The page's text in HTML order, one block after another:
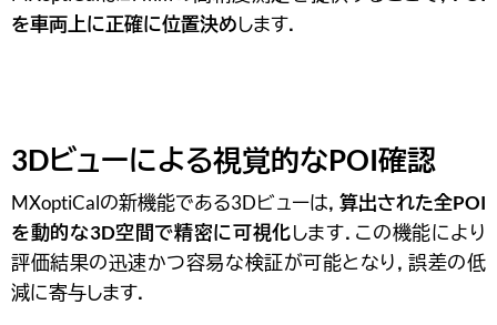
評価結果の迅速かつ容易な検証が可能となり，誤差の低